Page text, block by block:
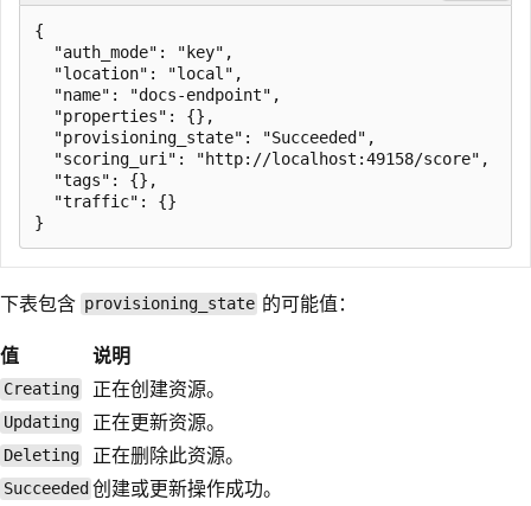
{
  "auth_mode": "key",
  "location": "local",
  "name": "docs-endpoint",
  "properties": {},
  "provisioning_state": "Succeeded",
  "scoring_uri": "http://localhost:49158/score",
  "tags": {},
  "traffic": {}
下表包含 provisioning_state 的可能值：
值
说明
Creating 正在创建资源。
Updating 正在更新资源。
Deleting 正在删除此资源。
Succeeded 创建或更新操作成功。